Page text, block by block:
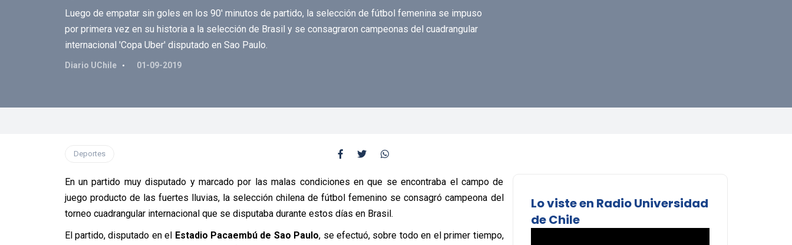
Luego de empatar sin goles en los 90' minutos de partido, la selección de fútbol femenina se impuso
por primera vez en su historia a la selección de Brasil y se consagraron campeonas del cuadrangular
internacional 'Copa Uber' disputado en Sao Paulo.
Diario UChile 01-09-2019
Deportes
En un partido muy disputado y marcado por las malas condiciones en que se encontraba el campo de
juego producto de las fuertes lluvias, la selección chilena de fútbol femenino se consagró campeona del
torneo cuadrangular internacional que se disputaba durante estos días en Brasil.
El partido, disputado en el Estadio Pacaembú de Sao Paulo, se efectuó, sobre todo en el primer tiempo,
Lo viste en Radio Universidad
de Chile